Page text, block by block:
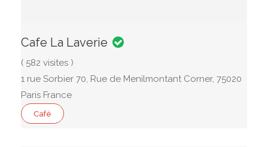
Cafe La Laverie
( 582 visites )
1 rue Sorbier 70, Rue de Menilmontant Corner, 75020
Paris France
Café